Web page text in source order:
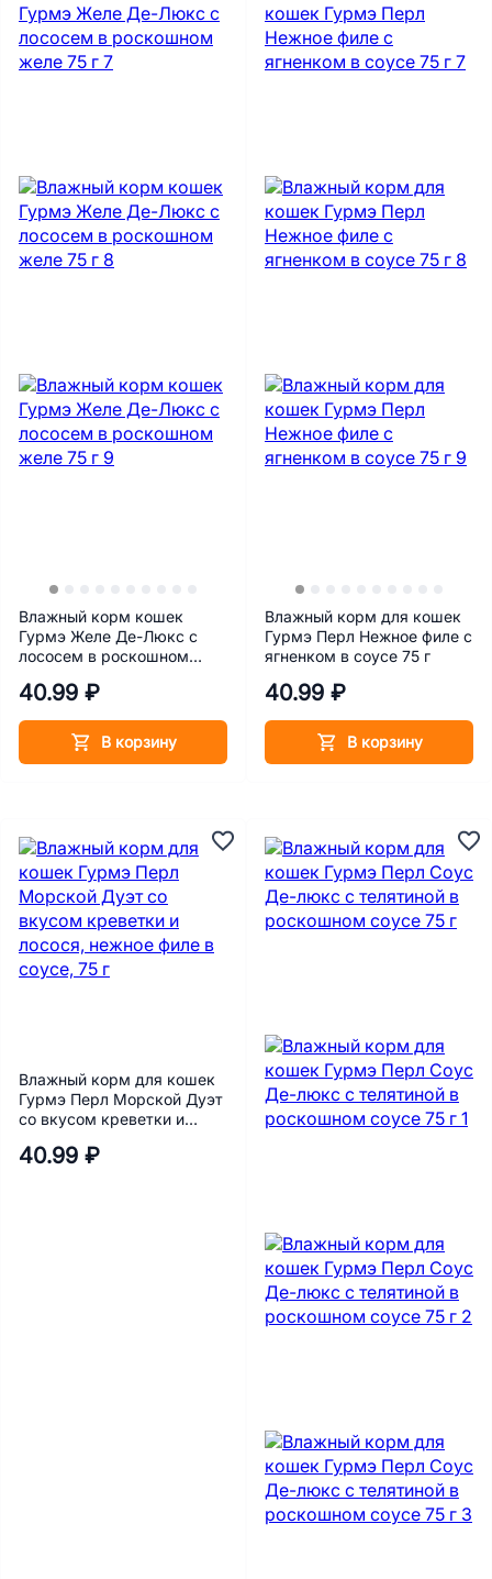
Влажный корм кошек
Гурмэ Желе Де-Люкс с
лососем в роскошном
40.99 ₽
В корзину
Влажный корм для кошек
Гурмэ Перл Нежное филе с
ягненком в соусе 75 г
40.99 ₽
В корзину
Влажный корм для кошек
Гурмэ Перл Морской Дуэт
со вкусом креветки и
соусе, 75 г
40.99 ₽